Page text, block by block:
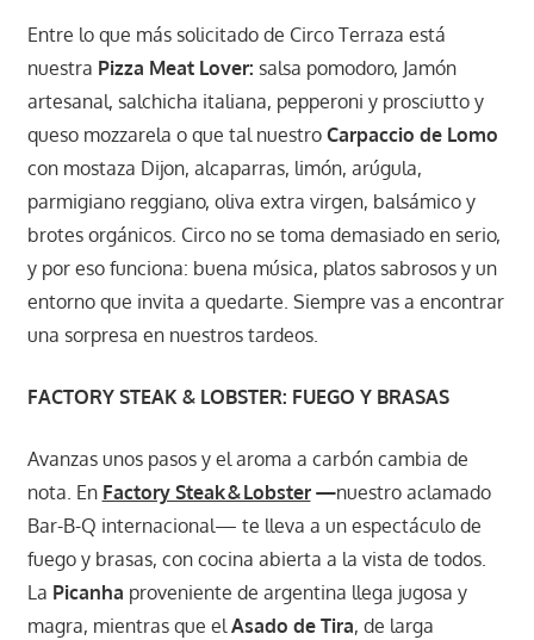
Entre lo que más solicitado de Circo Terraza está
nuestra Pizza Meat Lover: salsa pomodoro, Jamón
artesanal, salchicha italiana, pepperoni y prosciutto y
queso mozzarela o que tal nuestro Carpaccio de Lomo
con mostaza Dijon, alcaparras, limón, arúgula,
parmigiano reggiano, oliva extra virgen, balsámico y
brotes orgánicos. Circo no se toma demasiado en serio,
y por eso funciona: buena música, platos sabrosos y un
entorno que invita a quedarte. Siempre vas a encontrar
una sorpresa en nuestros tardeos.
FACTORY STEAK & LOBSTER: FUEGO Y BRASAS
Avanzas unos pasos y el aroma a carbón cambia de
nota. En Factory Steak & Lobster—nuestro aclamado
Bar-B-Q internacional— te lleva a un espectáculo de
fuego y brasas, con cocina abierta a la vista de todos.
La Picanha proveniente de argentina llega jugosa y
magra, mientras que el Asado de Tira, de larga